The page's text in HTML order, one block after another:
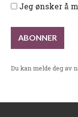
Jeg ønsker å
Du kan melde deg av